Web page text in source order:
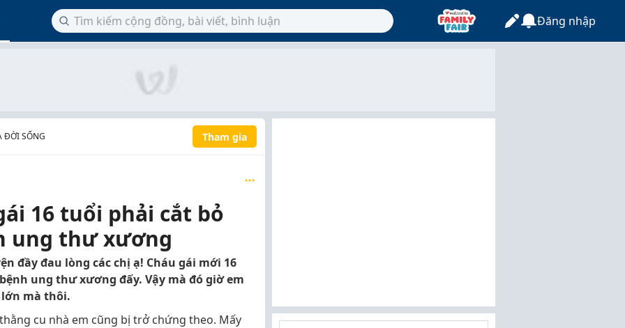
Đăng nhập
ĐỜI SỐNG Tham gia
16 tuổi phải cắt bỏ
ung thư xương
đầy đau lòng các chị ạ! Cháu gái mới 16
ung thư xương đấy. Vậy mà đó giờ em
mà thôi.
cu nhà em cũng bị trở chứng theo. Mấy